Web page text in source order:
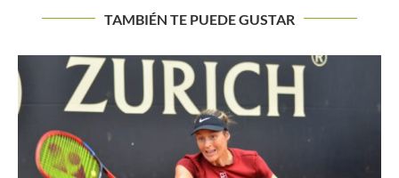
TAMBIÉN TE PUEDE GUSTAR